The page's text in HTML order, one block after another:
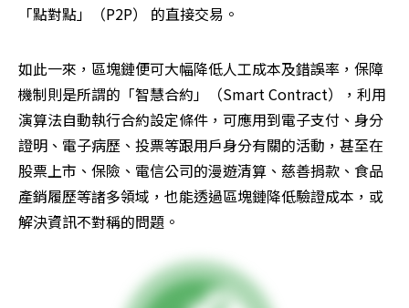
「點對點」（P2P） 的直接交易。
如此一來，區塊鏈便可大幅降低人工成本及錯誤率，保障
機制則是所謂的「智慧合約」（Smart Contract），利用
演算法自動執行合約設定條件，可應用到電子支付、身分
證明、電子病歷、投票等跟用戶身分有關的活動，甚至在
股票上市、保險、電信公司的漫遊清算、慈善捐款、食品
產銷履歷等諸多領域，也能透過區塊鏈降低驗證成本，或
解決資訊不對稱的問題。